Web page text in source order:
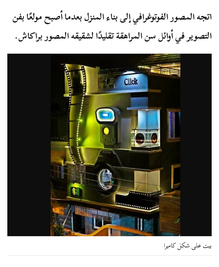
اتجه المصور الفوتوغرافي إلى بناء المنزل بعدما أصبح مولعًا بفن
التصوير في أوائل سن المراهقة تقليدًا لشقيقه المصور براكاش.
بيت على شكل كاميرا